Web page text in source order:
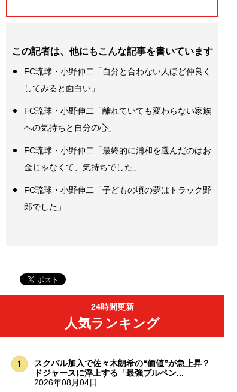
この記者は、他にもこんな記事を書いています
FC琉球・小野伸二「自分と合わない人ほど仲良く
してみると面白い」
FC琉球・小野伸二「離れていても変わらない家族
への気持ちと自分の心」
FC琉球・小野伸二「最終的に浦和を選んだのはお
金じゃなくて、気持ちでした」
FC琉球・小野伸二「子どもの頃の夢はトラック野
郎でした」
24時間更新
人気ランキング
スクバル加入で佐々木朗希の“価値”が急上昇？
ドジャースに浮上する「最強ブルペン...
2026年08月04日